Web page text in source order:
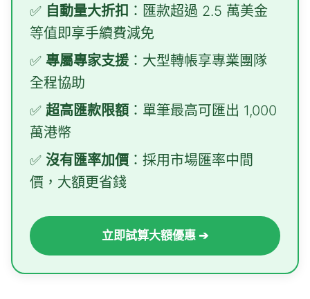
✅ 自動量大折扣 ：匯款超過 2.5 萬美金
等值即享手續費減免
✅ 專屬專家支援：大型轉帳享專業團隊
全程協助
✅ 超高匯款限額 ：單筆最高可匯出 1,000
萬港幣
✅ 沒有匯率加價 ：採用市場匯率中間
價，大額更省錢
立即試算大額優惠 ➔